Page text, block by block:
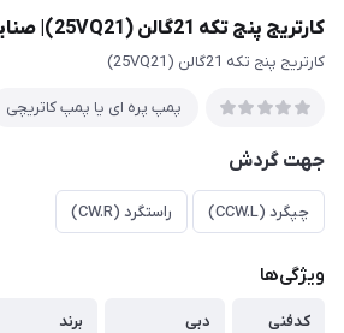
کارتریج پنج تکه 21گالن (25VQ21)| صنایع هیدرولیک ایرانیان
کارتریج پنج تکه 21گالن (25VQ21)
پمپ پره ای یا پمپ کاتریچی
جهت گردش
چپگرد (CCW.L) راستگرد (CW.R)
ویژگی‌ها
کدفنی
دبی
برند